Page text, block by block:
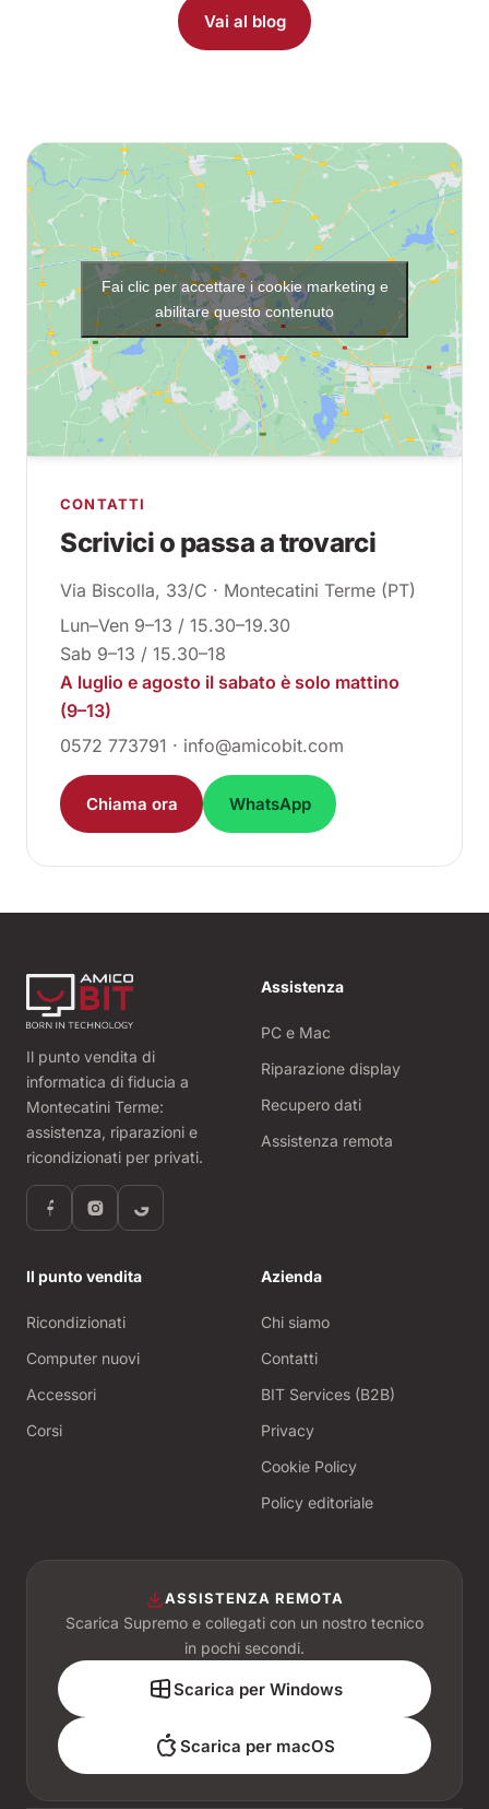
Vai al blog
Fai clic per accettare i cookie marketing e
abilitare questo contenuto
CONTATTI
Scrivici o passa a trovarci
Via Biscolla, 33/C · Montecatini Terme (PT)
Lun–Ven 9–13 / 15.30–19.30
Sab 9–13 / 15.30–18
A luglio e agosto il sabato è solo mattino
(9–13)
0572 773791 · info@amicobit.com
Chiama ora WhatsApp
Il punto vendita di
informatica di fiducia a
Montecatini Terme:
assistenza, riparazioni e
ricondizionati per privati.
Assistenza
PC e Mac
Riparazione display
Recupero dati
Assistenza remota
Il punto vendita
Ricondizionati
Computer nuovi
Accessori
Corsi
Azienda
Chi siamo
Contatti
BIT Services (B2B)
Privacy
Cookie Policy
Policy editoriale
ASSISTENZA REMOTA
Scarica Supremo e collegati con un nostro tecnico
in pochi secondi.
Scarica per Windows
Scarica per macOS